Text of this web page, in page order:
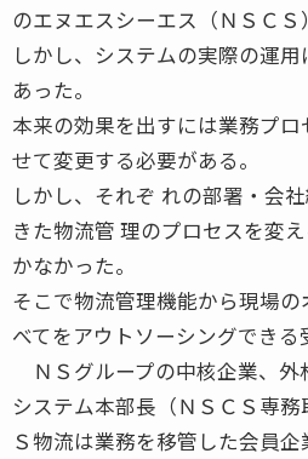
のエヌエスシーエス（ＮＳＣＳ
しかし、システムの実際の運
あった。
本来の効果を出すには業務プ
せて変更する必要がある。
しかし、それぞ れの部署・会
きた物流管 理のプロセスを変
かなかった。
そこで物流管理機能から現場
べてをアウトソーシングできる
ＮＳグループの中核企業、外
システム本部長（ＮＳＣＳ専
Ｓ物流は業務を移管した会員